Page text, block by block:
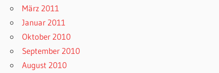
März 2011
Januar 2011
Oktober 2010
September 2010
August 2010